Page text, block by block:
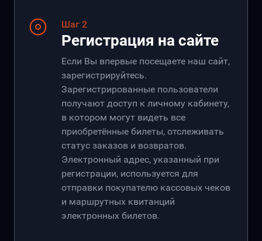
Шаг 2
Регистрация на сайте
Если Вы впервые посещаете наш сайт,
зарегистрируйтесь.
Зарегистрированные пользователи
получают доступ к личному кабинету,
в котором могут видеть все
приобретённые билеты, отслеживать
статус заказов и возвратов.
Электронный адрес, указанный при
регистрации, используется для
отправки покупателю кассовых чеков
и маршрутных квитанций
электронных билетов.